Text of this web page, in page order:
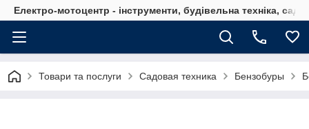
Електро-мотоцентр - інструменти, будівельна техніка,
Товари та послуги Садовая техника Бензобуры